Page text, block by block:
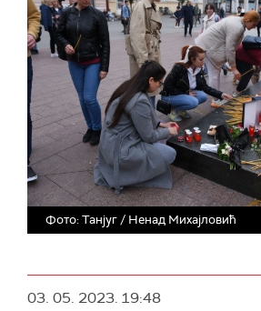
Фото: Танјуг / Ненад Михајловић
03. 05. 2023. 19:48